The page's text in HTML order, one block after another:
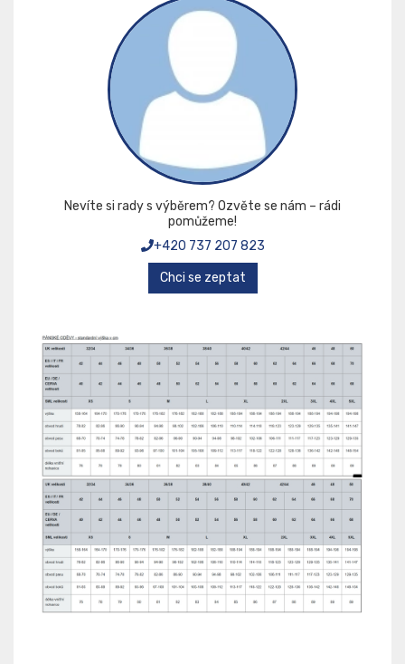
Nevíte si rady s výběrem? Ozvěte se nám – rádi
pomůžeme!
+420 737 207 823
Chci se zeptat